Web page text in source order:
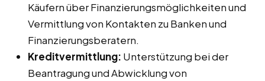
Käufern über Finanzierungsmöglichkeiten und
Vermittlung von Kontakten zu Banken und
Finanzierungsberatern.
Kreditvermittlung: Unterstützung bei der
Beantragung und Abwicklung von